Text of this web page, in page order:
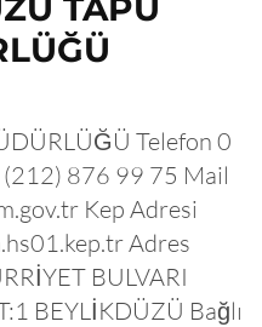
TAPU
Telefon 0
876 99 75 Mail
Kep Adresi
Adres
BULVARI
BEYLİKDÜZÜ Bağlı